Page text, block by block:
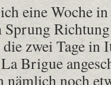
eine Woche
Sprung
zwei Tage in
Brigue
noch